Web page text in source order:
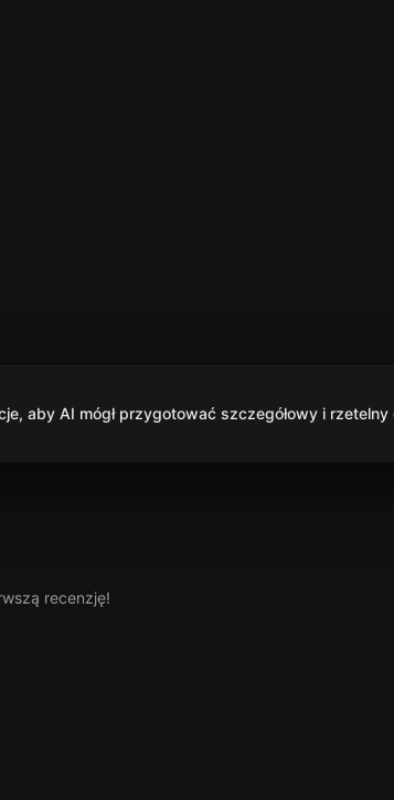
aby AI mógł przygotować szczegółowy i rzetelny
recenzję!